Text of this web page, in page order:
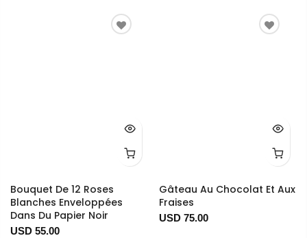
Bouquet De 12 Roses
Blanches Enveloppées
Dans Du Papier Noir
USD 55.00
Gâteau Au Chocolat Et Aux
Fraises
USD 75.00